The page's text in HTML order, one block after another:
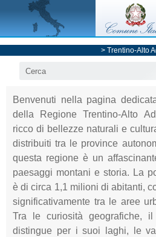
> Trentino-Alto
Benvenuti nella pagina
della Regione Trentino-Alto
ricco di bellezze naturali e
distribuiti tra le province
questa regione è un
paesaggi montani e storia. La
è di circa 1,1 milioni di abitanti,
significativamente tra le aree
Tra le curiosità geografiche,
distingue per i suoi laghi, le